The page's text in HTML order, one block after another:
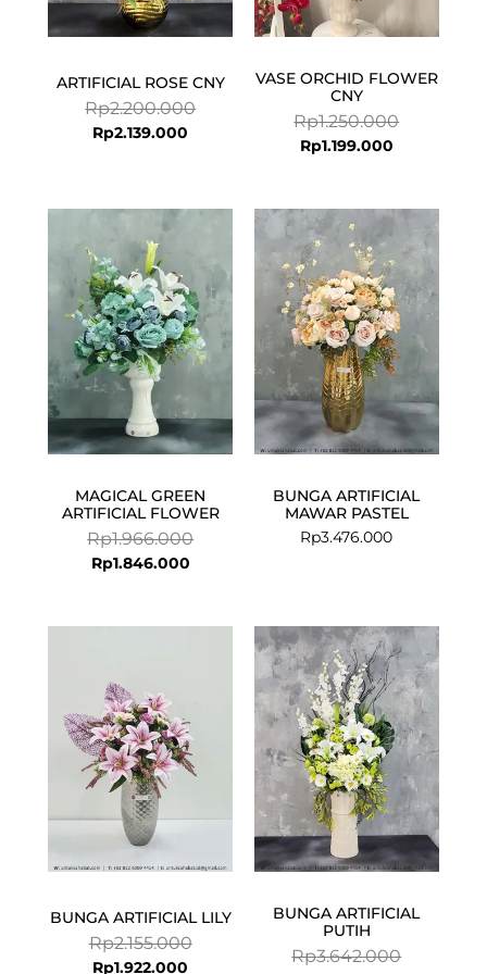
ARTIFICIAL ROSE CNY
Rp2.200.000
Rp2.139.000
VASE ORCHID FLOWER
CNY
Rp1.250.000
Rp1.199.000
MAGICAL GREEN
ARTIFICIAL FLOWER
Rp1.966.000
Original
was:
Rp1.966.000.
Rp1.846.000
Current
Rp1.846.000.
BUNGA ARTIFICIAL
MAWAR PASTEL
Rp3.476.000
BUNGA ARTIFICIAL LILY
Rp2.155.000
Rp2.155.000.
Rp1.922.000
Rp1.922.000.
BUNGA ARTIFICIAL
PUTIH
Rp3.642.000
Original
price
was:
Current
price
is:
Rp3.371.000.